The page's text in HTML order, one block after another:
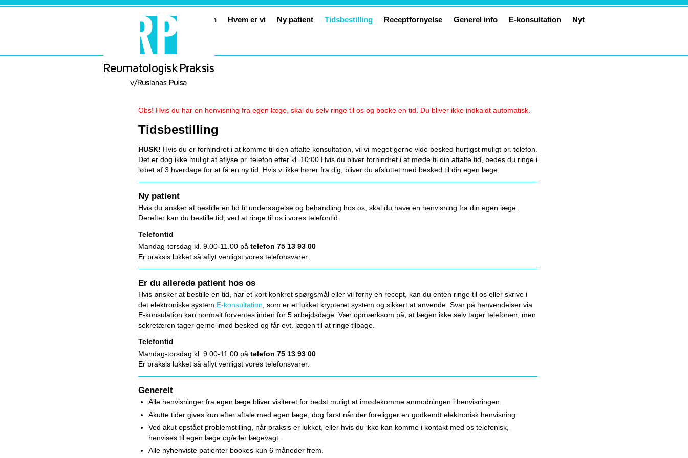
Velkommen Hvem er vi Ny patient Tidsbestilling Receptfornyelse Generel info E-konsultation Nyt
Obs! Hvis du har en henvisning fra egen læge, skal du selv ringe til os og booke en tid. Du bliver ikke indkaldt automatisk.
Tidsbestilling
HUSK! Hvis du er forhindret i at komme til den aftalte konsultation, vil vi meget gerne vide besked hurtigst muligt pr. telefon.
Det er dog ikke muligt at aflyse pr. telefon efter kl. 10:00 Hvis du bliver forhindret i at møde til din aftalte tid, bedes du ringe i
løbet af 3 hverdage for at få en ny tid. Hvis vi ikke hører fra dig, bliver du afsluttet med besked til din egen læge.
Nypatient
Hvis du ønsker at bestille en tid til undersøgelse og behandling hos os, skal du have en henvisning fra din egen læge.
Derefter kan du bestille tid, ved at ringe til os i vores telefontid.
Telefontid
Mandag-torsdag kl. 9.00-11.00 på telefon 75 13 93 00
Er praksis lukket så aflyt venligst vores telefonsvarer.
Er du allerede patient hos os
Hvis ønsker at bestille en tid, har et kort konkret spørgsmål eller vil forny en recept, kan du enten ringe til os eller skrive i
det elektroniske system E-konsultation , som er et lukket krypteret system og sikkert at anvende. Svar på henvendelser via
E-konsulation kan normalt forventes inden for 5 arbejdsdage. Vær opmærksom på, at lægen ikke selv tager telefonen, men
sekretæren tager gerne imod besked og får evt. lægen til at ringe tilbage.
Telefontid
Mandag-torsdag kl. 9.00-11.00 på telefon 75 13 93 00
Er praksis lukket så aflyt venligst vores telefonsvarer.
Generelt
Alle henvisninger fra egen læge bliver visiteret for bedst muligt at imødekomme anmodningen i henvisningen.
Akutte tider gives kun efter aftale med egen læge, dog først når der foreligger en godkendt elektronisk henvisning.
Ved akut opstået problemstilling, når praksis er lukket, eller hvis du ikke kan komme i kontakt med os telefonisk,
henvises til egen læge og/eller lægevagt.
Alle nyhenviste patienter bookes kun 6 måneder frem.